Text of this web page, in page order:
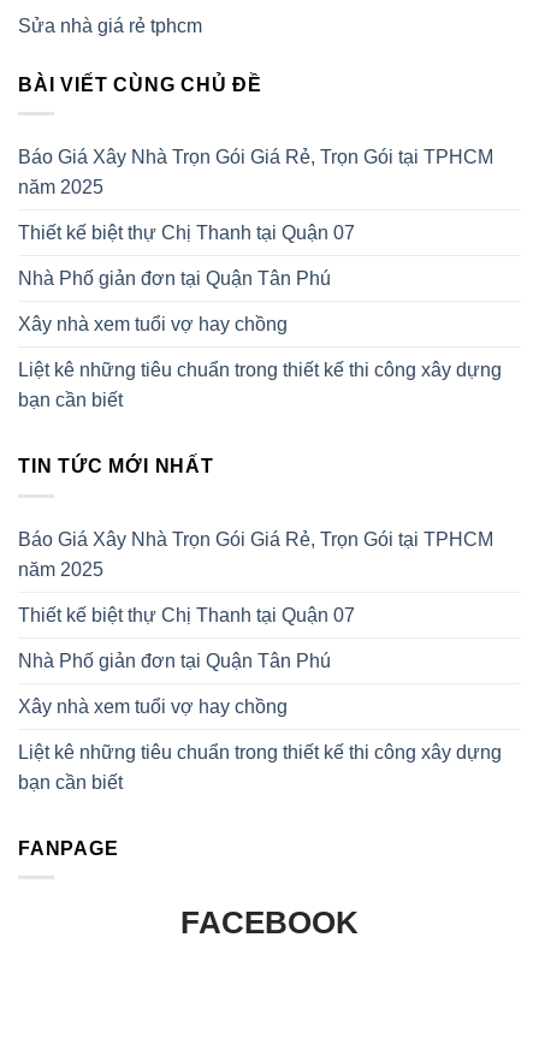
Sửa nhà giá rẻ tphcm
BÀI VIẾT CÙNG CHỦ ĐỀ
Báo Giá Xây Nhà Trọn Gói Giá Rẻ, Trọn Gói tại TPHCM
năm 2025
Thiết kế biệt thự Chị Thanh tại Quận 07
Nhà Phố giản đơn tại Quận Tân Phú
Xây nhà xem tuổi vợ hay chồng
Liệt kê những tiêu chuẩn trong thiết kế thi công xây dựng
bạn cần biết
TIN TỨC MỚI NHẤT
Báo Giá Xây Nhà Trọn Gói Giá Rẻ, Trọn Gói tại TPHCM
năm 2025
Thiết kế biệt thự Chị Thanh tại Quận 07
Nhà Phố giản đơn tại Quận Tân Phú
Xây nhà xem tuổi vợ hay chồng
Liệt kê những tiêu chuẩn trong thiết kế thi công xây dựng
bạn cần biết
FANPAGE
FACEBOOK